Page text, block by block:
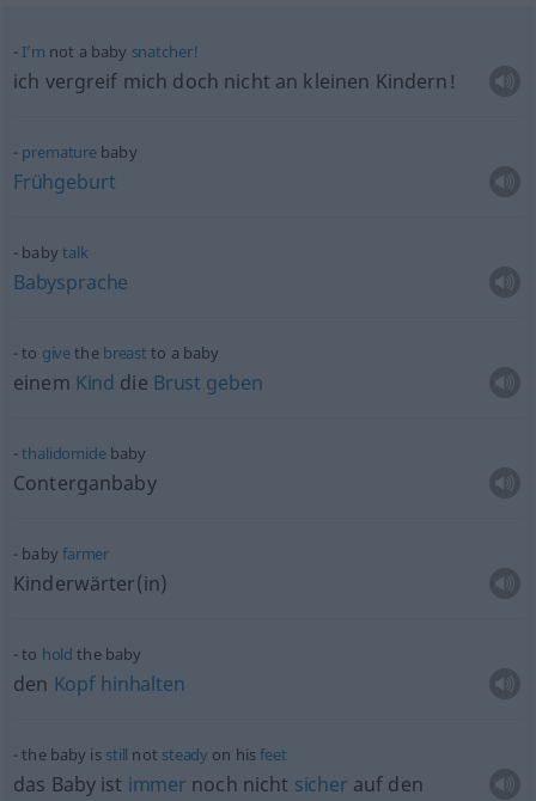
I’m not a baby snatcher!
ich vergreif mich doch nicht an kleinen Kindern!
premature baby
Frühgeburt
baby talk
Babysprache
to givethe breast to a baby
einem Kind die Brust geben
thalidomidebaby
Conterganbaby
baby farmer
Kinderwärter(in)
to hold the baby
den Kopf hinhalten
the baby is still not steady on hisfeet
das Baby ist immer noch nicht sicher auf den